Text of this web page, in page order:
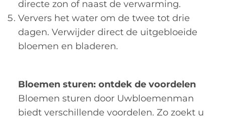
directe zon of naast de verwarming.
Ververs het water om de twee tot drie
dagen. Verwijder direct de uitgebloeide
bloemen en bladeren.
Bloemen sturen: ontdek de voordelen
Bloemen sturen door Uwbloemenman
biedt verschillende voordelen. Zo zoekt u